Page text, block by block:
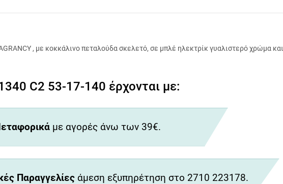
, με κοκκάλινο πεταλούδα σκελετό, σε μπλέ ηλεκτρίκ γυαλιστερό χρώμα και
C2 53-17-140 έρχονται με:
με αγορές άνω των 39€.
Παραγγελίες άμεση εξυπηρέτηση στο 2710 223178.